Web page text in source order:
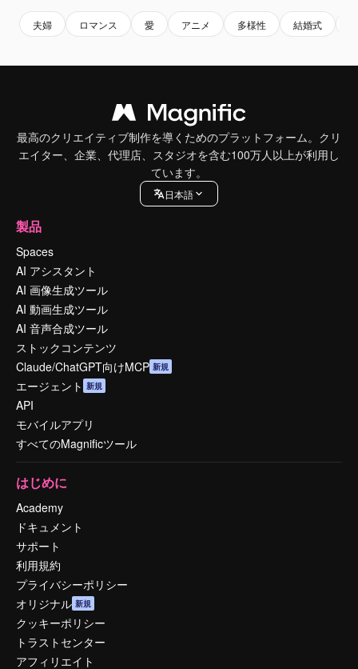
夫婦 ロマンス 愛 アニメ 多様性 結婚式
最高のクリエイティブ制作を導くためのプラットフォーム。クリ
エイター、企業、代理店、スタジオを含む100万人以上が利用し
ています。
日本語
製品
Spaces
AI アシスタント
AI 画像生成ツール
AI 動画生成ツール
AI 音声合成ツール
ストックコンテンツ
Claude/ChatGPT向けMCP 新規
エージェント 新規
API
モバイルアプリ
すべてのMagnificツール
はじめに
Academy
ドキュメント
サポート
利用規約
プライバシーポリシー
オリジナル 新規
クッキーポリシー
トラストセンター
アフィリエイト